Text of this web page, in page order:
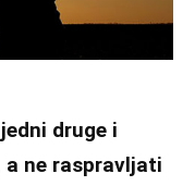
druge i
ne raspravljati